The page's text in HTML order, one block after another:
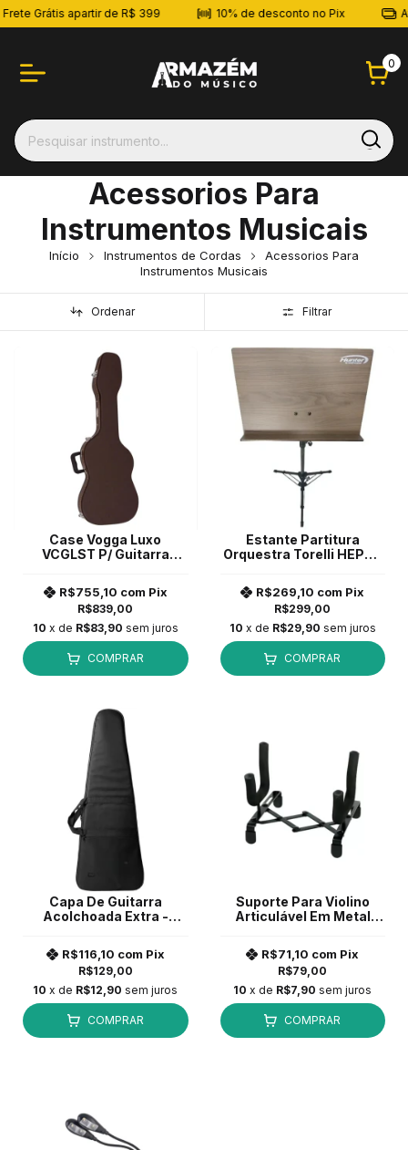
Grátis apartir de R$ 399 10% de desconto no Pix
0
Acessorios Para
Instrumentos Musicais
Início Instrumentos de Cordas
Acessorios Para
Instrumentos Musicais
Ordenar Filtrar
Case Vogga Luxo
VCGLST P/ Guitarra
R$839,00
R$755,10 com Pix
10 x de R$83,90 sem juros
COMPRAR
Estante Partitura
Orquestra Torelli HEP30
R$299,00
R$269,10 com Pix
10 x de R$29,90 sem juros
COMPRAR
Capa De Guitarra
Acolchoada Extra -
R$129,00
R$116,10 com Pix
10 x de R$12,90 sem juros
COMPRAR
Suporte Para Violino
Articulável Em Metal
R$79,00
R$71,10 com Pix
10 x de R$7,90 sem juros
COMPRAR